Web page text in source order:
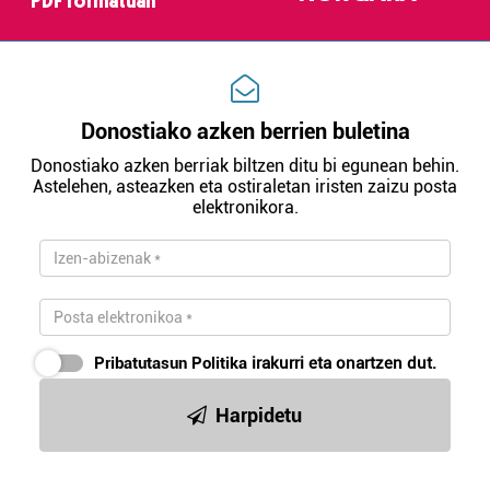
Donostiako azken berrien buletina
Donostiako azken berriak biltzen ditu bi egunean behin.
Astelehen, asteazken eta ostiraletan iristen zaizu posta
elektronikora.
Pribatutasun Politika irakurri eta onartzen dut.
Harpidetu